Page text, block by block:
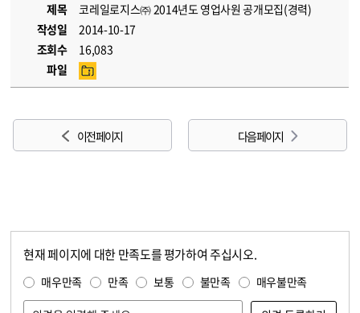
제목
코레일로지스㈜ 2014년도 영업사원 공개모집(경력)
작성일
2014-10-17
조회수
16,083
파일
이전 페이지 다음 페이지
현재 페이지에 대한 만족도를 평가하여 주십시오.
매우만족 만족 보통 불만족 매우불만족